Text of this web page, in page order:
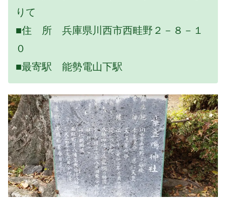
りて
■住 所 兵庫県川西市西畦野２－８－１
０
■最寄駅 能勢電山下駅